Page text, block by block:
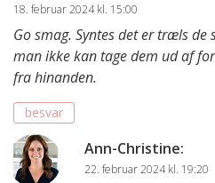
18. februar 2024 kl. 15:00
Go smag. Syntes det er træls
man ikke kan tage dem ud af
fra hinanden.
besvar
Ann-Christine:
22. februar 2024 kl. 19:20